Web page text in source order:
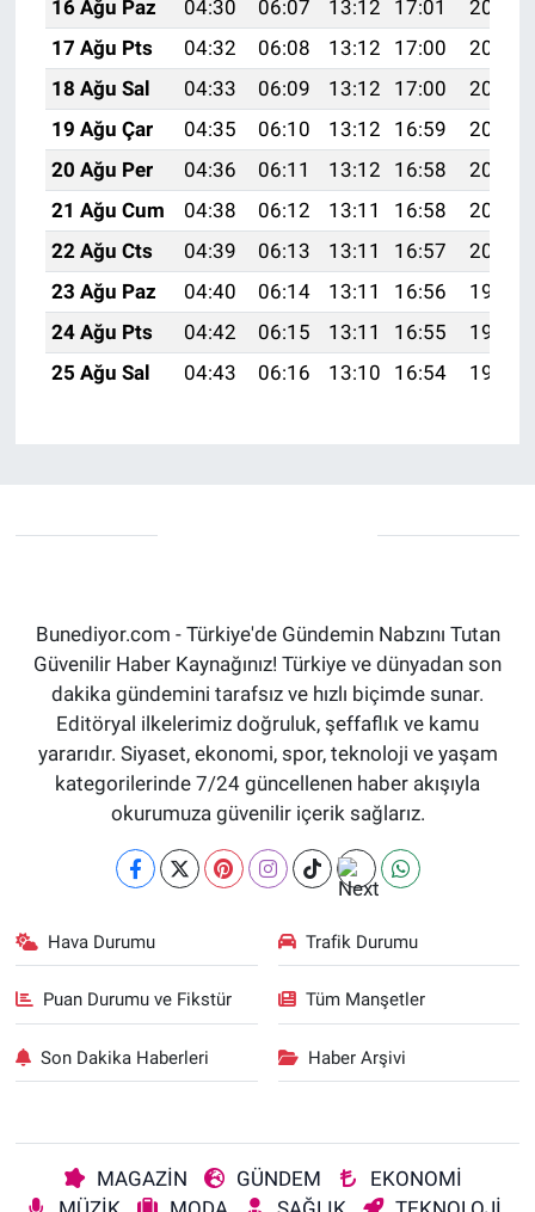
16 Ağu Paz
04:30 06:07 13:12 17:01
20:08
17 Ağu Pts
04:32 06:08 13:12 17:00
20:07
18 Ağu Sal
04:33 06:09 13:12 17:00
20:05
19 Ağu Çar
04:35 06:10 13:12 16:59
20:04
20 Ağu Per
04:36 06:11 13:12 16:58
20:02
21 Ağu Cum
04:38 06:12 13:11 16:58
20:01
22 Ağu Cts
04:39 06:13 13:11 16:57
20:00
23 Ağu Paz
04:40 06:14 13:11 16:56
19:58
24 Ağu Pts
04:42 06:15 13:11 16:55
19:57
25 Ağu Sal
04:43 06:16 13:10 16:54 19:55
Bunediyor.com - Türkiye'de Gündemin Nabzını Tutan
Güvenilir Haber Kaynağınız! Türkiye ve dünyadan son
dakika gündemini tarafsız ve hızlı biçimde sunar.
Editöryal ilkelerimiz doğruluk, şeffaflık ve kamu
yararıdır. Siyaset, ekonomi, spor, teknoloji ve yaşam
kategorilerinde 7/24 güncellenen haber akışıyla
okurumuza güvenilir içerik sağlarız.
Hava Durumu Trafik Durumu
Puan Durumu ve Fikstür Tüm Manşetler
Son Dakika Haberleri Haber Arşivi
MAGAZİN GÜNDEM
EKONOMİ